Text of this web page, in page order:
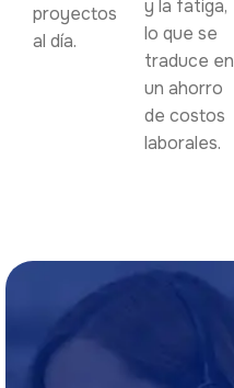
proyectos
al día.
y la fatiga,
lo que se
traduce en
un ahorro
de costos
laborales.